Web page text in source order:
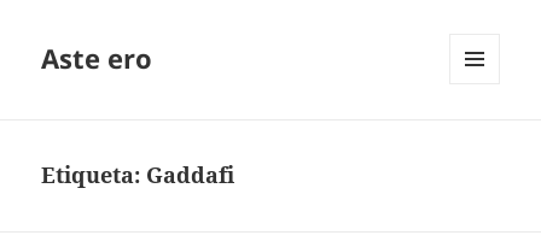
Aste ero
Etiqueta: Gaddafi